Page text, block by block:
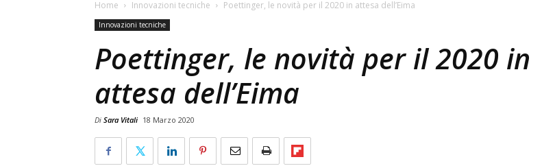
Home Innovazioni tecniche Poettinger, le novità per il 2020 in attesa dell’Eima
Innovazioni tecniche
Poettinger, le novità per il 2020 in
attesa dell’Eima
Di Sara Vitali 18 Marzo 2020